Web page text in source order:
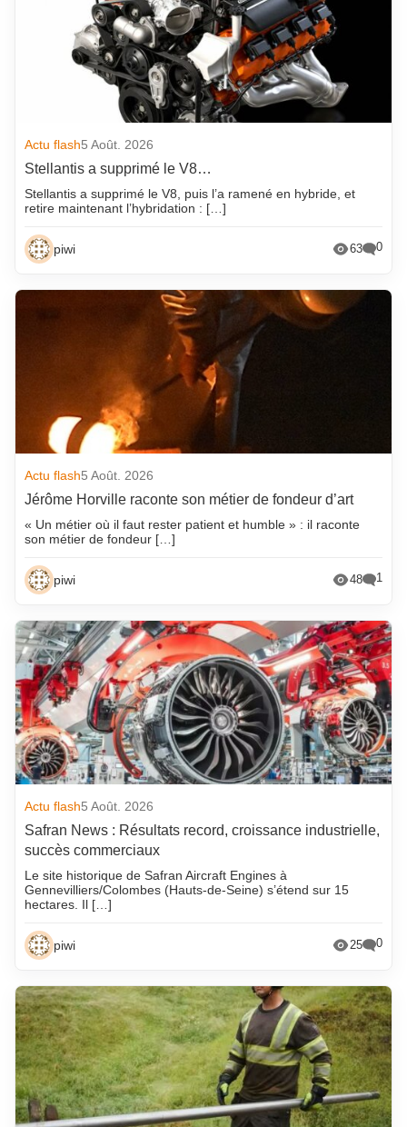
Actu flash5 Août. 2026
Stellantis a supprimé le V8…
Stellantis a supprimé le V8, puis l’a ramené en hybride, et
retire maintenant l’hybridation : […]
piwi 63 0
Actu flash5 Août. 2026
Jérôme Horville raconte son métier de fondeur d’art
« Un métier où il faut rester patient et humble » : il raconte
son métier de fondeur […]
piwi 48 1
Actu flash5 Août. 2026
Safran News : Résultats record, croissance industrielle,
succès commerciaux
Le site historique de Safran Aircraft Engines à
Gennevilliers/Colombes (Hauts-de-Seine) s’étend sur 15
hectares. Il […]
piwi 25 0